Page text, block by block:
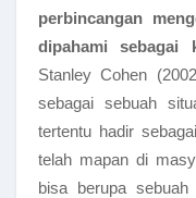
perbincangan
dipahami sebagai
Stanley Cohen
sebagai sebuah
tertentu hadir
telah mapan di
bisa berupa